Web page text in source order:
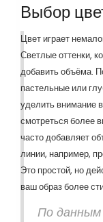
Выбор
Цвет играет
Светлые оттенки,
добавить объёма.
пастельные или
уделить внимание
смотреться более
часто добавляет
линии, например,
Это простой, но
ваш образ более
По данным